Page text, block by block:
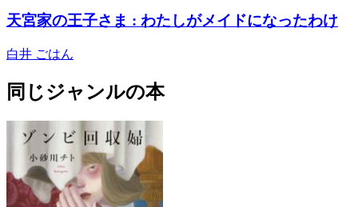
天宮家の王子さま : わたしがメイドになったわけ
白井 ごはん
同じジャンルの本